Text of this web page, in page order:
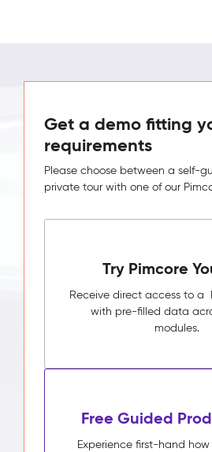
Get a demo fitting
requirements
Please choose between a self-
private tour with one of our
Try Pimcore
Receive direct access to a
with pre-filled data
modules.
Free Guided
Experience first-hand